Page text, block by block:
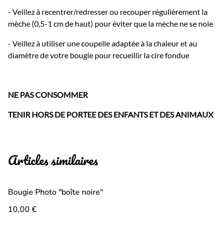
- Veillez à recentrer/redresser ou recouper régulièrement la
mèche (0,5-1 cm de haut) pour éviter que la mèche ne se noie
- Veillez à utiliser une coupelle adaptée à la chaleur et au
diamètre de votre bougie pour recueillir la cire fondue
NE PAS CONSOMMER
TENIR HORS DE PORTEE DES ENFANTS ET DES ANIMAUX
Articles similaires
Bougie Photo "boîte noire"
10,00 €